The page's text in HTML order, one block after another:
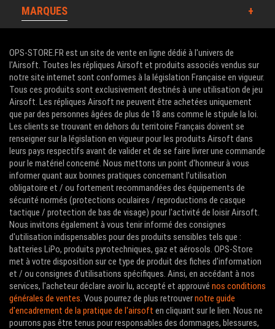
MARQUES
OPS-STORE.FR est un site de vente en ligne dédié à l'univers de
l'Airsoft. Toutes les répliques Airsoft et produits associés vendus sur
notre site internet sont conformes à la législation Française en vigueur.
Tous ces produits sont exclusivement destinés à une utilisation de jeu
Airsoft. Les répliques Airsoft ne peuvent être achetées uniquement
que par des personnes âgées de plus de 18 ans comme le stipule la loi.
Les clients se trouvant en dehors du territoire Français doivent se
renseigner sur la législation en vigueur pour les produits Airsoft dans
leurs pays respectifs avant de valider et de se faire livrer une commande
pour le matériel concerné. Nous mettons un point d'honneur à vous
informer quant aux bonnes pratiques concernant l'utilisation
obligatoire et / ou fortement recommandées des équipements de
sécurité normés (protections oculaires / reproductions de casque
tactique / protection de bas de visage) pour l'activité de loisir Airsoft.
Nous invitons également à vous tenir informé des consignes
d'utilisation indispensables pour des produits sensibles tels que :
batteries LiPo, produits pyrotechniques, gaz et aérosols. OPS-Store
met à votre disposition sur ce type de produit des fiches d'information
et / ou consignes d'utilisations spécifiques. Ainsi, en accédant à nos
services, l'acheteur déclare avoir lu, accepté et approuvé nos conditions
générales de ventes. Vous pourrez de plus retrouvernotre guide
d'encadrement de la pratique de l'airsoft en cliquant sur le lien. Nous ne
pourrons pas être tenus pour responsables des dommages, blessures,